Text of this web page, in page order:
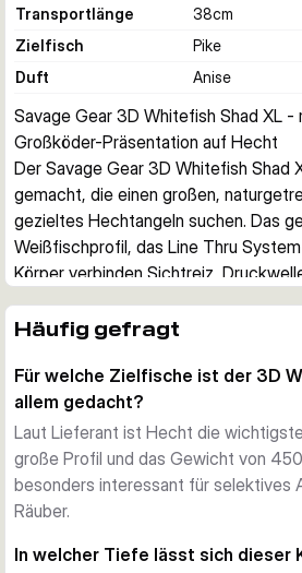
Transportlänge
38cm
Zielfisch
Pike
Duft
Anise
Savage Gear 3D Whitefish Shad XL -
Großköder-Präsentation auf Hecht
Der Savage Gear 3D Whitefish Shad
gemacht, die einen großen,
gezieltes Hechtangeln suchen. Das
Weißfischprofil, das Line Thru
Körper verbinden Sichtreiz,
Naturgetreues Profil und Köderlauf
durch fotogedruckte Details. Der
sorgt für eine überzeugende
Räuber über größere Bereiche
Für sichere Bisse und Drills gebaut
Das Line Thru System ist mit
BN Drillingen kombiniert. Diese
zu verwerten.
Häufig gefragt
Für welche Zielfische ist der 3D
allem gedacht?
Laut Lieferant ist Hecht die
große Profil und das Gewicht von
besonders interessant für selektives
Räuber.
In welcher Tiefe lässt sich dieser